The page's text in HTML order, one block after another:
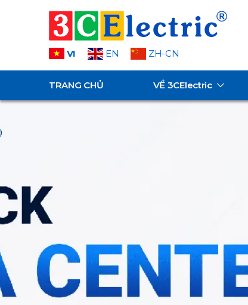
VI EN ZH-CN
TRANG CHỦ VỀ 3CElectric